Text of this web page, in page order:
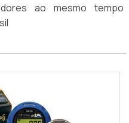
ao mesmo tempo